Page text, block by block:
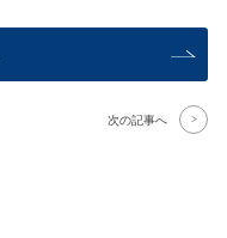
次の記事へ